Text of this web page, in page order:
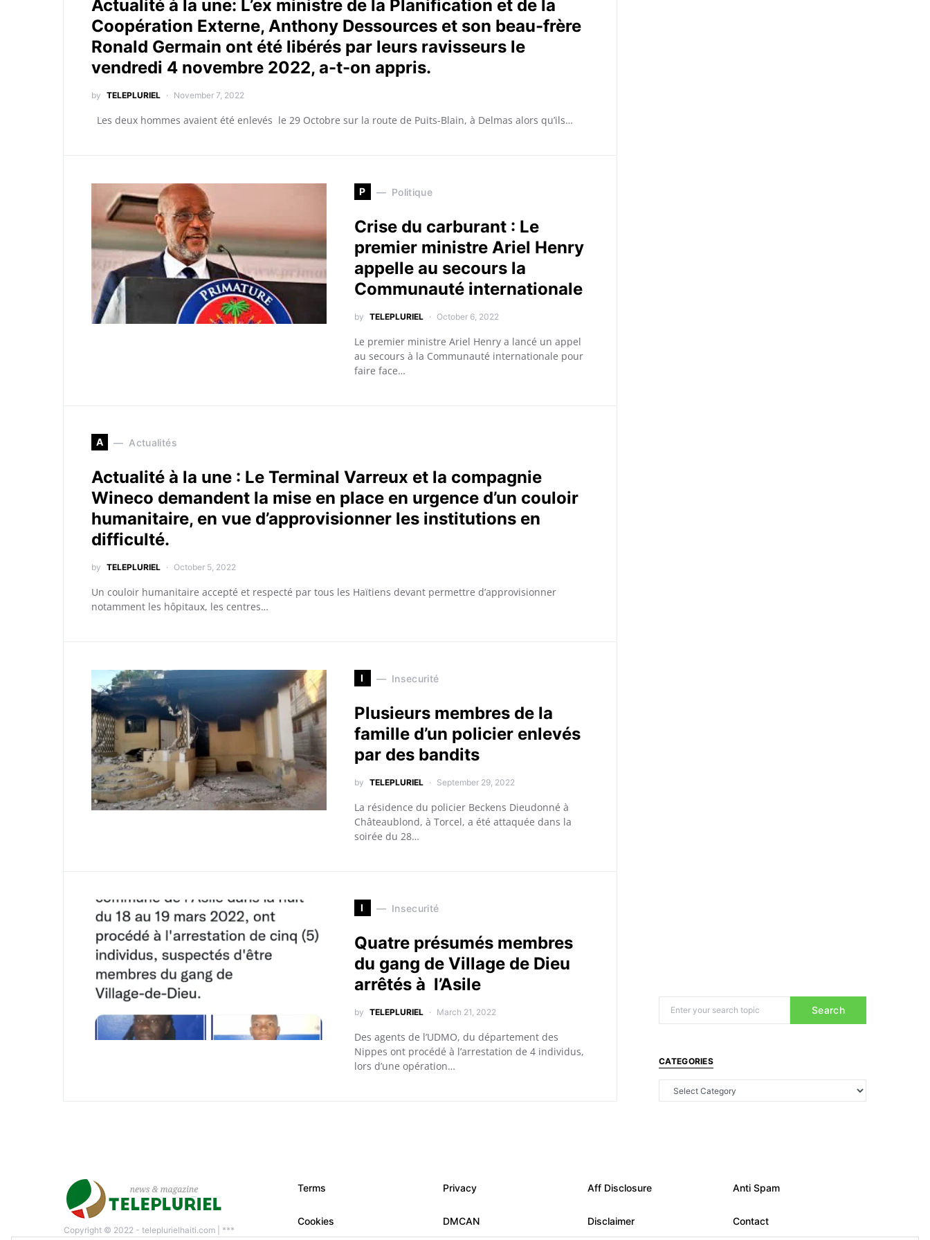
Actualité à la une: L’ex ministre de la Planification et de la
Coopération Externe, Anthony Dessources et son beau-frère
Ronald Germain ont été libérés par leurs ravisseurs le
vendredi 4 novembre 2022, a-t-on appris.
by TELEPLURIEL November 7, 2022
Les deux hommes avaient été enlevés le 29 Octobre sur la route de Puits-Blain, à Delmas alors qu’ils…
P Politique
Crise du carburant : Le
premier ministre Ariel Henry
appelle au secours la
Communauté internationale
by TELEPLURIEL October 6, 2022
Le premier ministre Ariel Henry a lancé un appel
au secours à la Communauté internationale pour
faire face…
A Actualités
Actualité à la une : Le Terminal Varreux et la compagnie
Wineco demandent la mise en place en urgence d’un couloir
humanitaire, en vue d’approvisionner les institutions en
difficulté.
by TELEPLURIEL October 5, 2022
Un couloir humanitaire accepté et respecté par tous les Haïtiens devant permettre d’approvisionner
notamment les hôpitaux, les centres…
I Insecurité
Plusieurs membres de la
famille d’un policier enlevés
par des bandits
by TELEPLURIEL September 29, 2022
La résidence du policier Beckens Dieudonné à
Châteaublond, à Torcel, a été attaquée dans la
soirée du 28…
I Insecurité
Quatre présumés membres
du gang de Village de Dieu
arrêtés à l’Asile
by TELEPLURIEL March 21, 2022
Des agents de l’UDMO, du département des
Nippes ont procédé à l’arrestation de 4 individus,
lors d’une opération…
Search
CATEGORIES
Copyright © 2022 - teleplurielhaiti.com | ***
Terms Privacy Aff Disclosure Anti Spam
Cookies DMCAN Disclaimer Contact